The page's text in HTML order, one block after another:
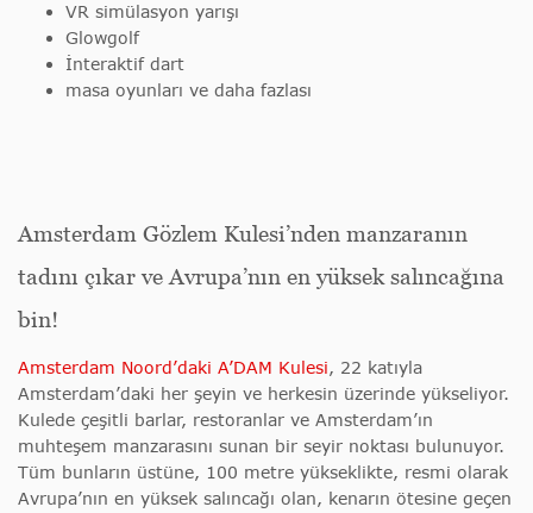
VR simülasyon yarışı
Glowgolf
İnteraktif dart
masa oyunları ve daha fazlası
Amsterdam Gözlem Kulesi’nden manzaranın
tadını çıkar ve Avrupa’nın en yüksek salıncağına
bin!
Amsterdam Noord’daki A’DAM Kulesi, 22 katıyla
Amsterdam’daki her şeyin ve herkesin üzerinde yükseliyor.
Kulede çeşitli barlar, restoranlar ve Amsterdam’ın
muhteşem manzarasını sunan bir seyir noktası bulunuyor.
Tüm bunların üstüne, 100 metre yükseklikte, resmi olarak
Avrupa’nın en yüksek salıncağı olan, kenarın ötesine geçen